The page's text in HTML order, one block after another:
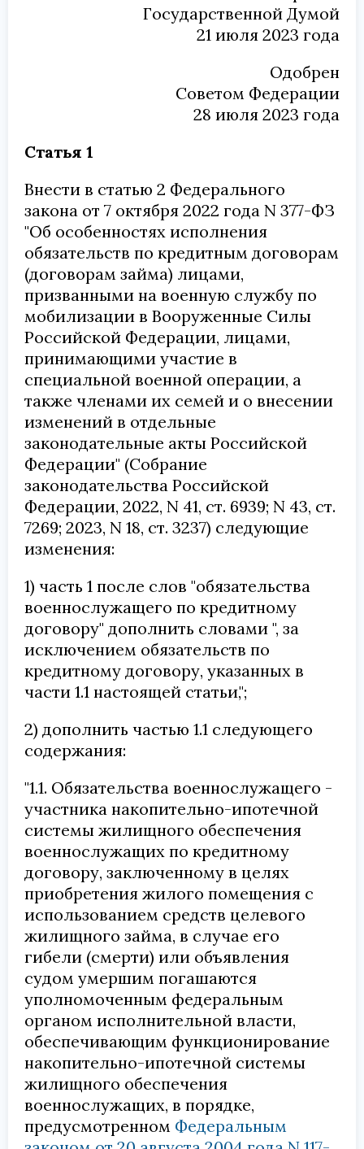
Государственной Думой
21 июля 2023 года
Одобрен
Советом Федерации
28 июля 2023 года
Статья 1
Внести в статью 2 Федерального
закона от 7 октября 2022 года N 377-ФЗ
"Об особенностях исполнения
обязательств по кредитным договорам
(договорам займа) лицами,
призванными на военную службу по
мобилизации в Вооруженные Силы
Российской Федерации, лицами,
принимающими участие в
специальной военной операции, а
также членами их семей и о внесении
изменений в отдельные
законодательные акты Российской
Федерации" (Собрание
законодательства Российской
Федерации, 2022, N 41, ст. 6939; N 43, ст.
7269; 2023, N 18, ст. 3237) следующие
изменения:
1) часть 1 после слов "обязательства
военнослужащего по кредитному
договору" дополнить словами ", за
исключением обязательств по
кредитному договору, указанных в
части 1.1 настоящей статьи,";
2) дополнить частью 1.1 следующего
содержания:
"1.1. Обязательства военнослужащего -
участника накопительно-ипотечной
системы жилищного обеспечения
военнослужащих по кредитному
договору, заключенному в целях
приобретения жилого помещения с
использованием средств целевого
жилищного займа, в случае его
гибели (смерти) или объявления
судом умершим погашаются
уполномоченным федеральным
органом исполнительной власти,
обеспечивающим функционирование
накопительно-ипотечной системы
жилищного обеспечения
военнослужащих, в порядке,
предусмотренном Федеральным